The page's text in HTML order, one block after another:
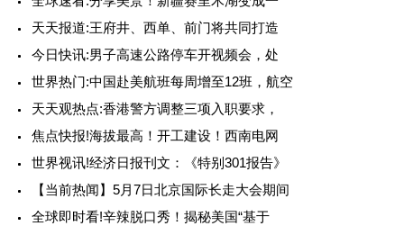
天天报道:王府井、西单、前门将共同打造
今日快讯:男子高速公路停车开视频会，处
世界热门:中国赴美航班每周增至12班，航空
天天观热点:香港警方调整三项入职要求，
焦点快报!海拔最高！开工建设！西南电网
世界视讯!经济日报刊文：《特别301报告》
【当前热闻】5月7日北京国际长走大会期间
全球即时看!辛辣脱口秀！揭秘美国“基于